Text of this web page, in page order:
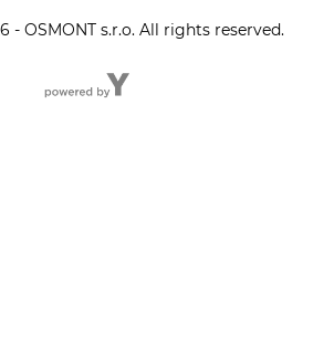
- OSMONT s.r.o. All rights reserved.